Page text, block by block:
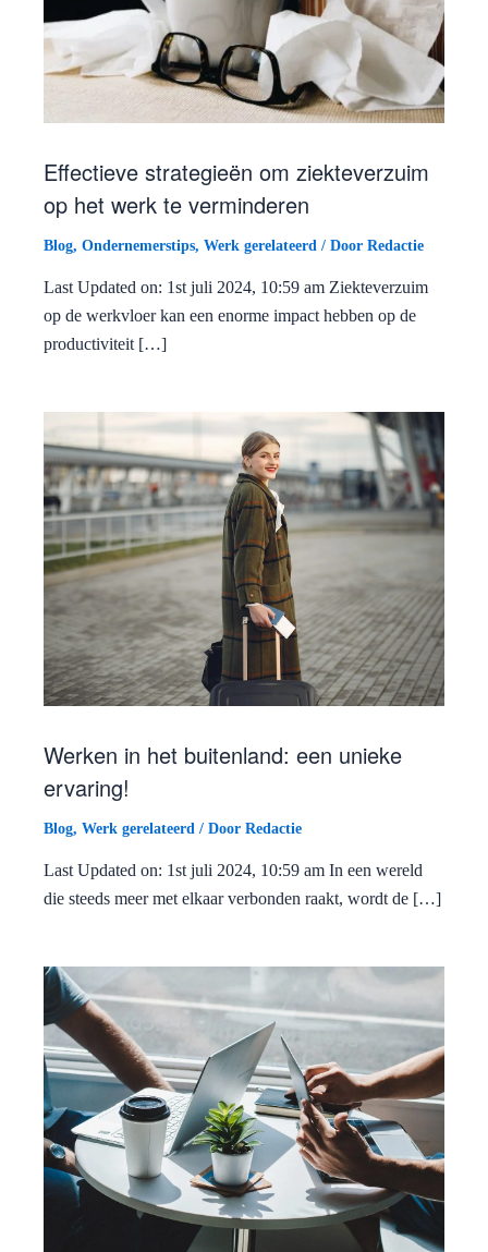
Effectieve strategieën om ziekteverzuim
op het werk te verminderen
Blog, Ondernemerstips, Werk gerelateerd / Door Redactie
Last Updated on: 1st juli 2024, 10:59 am Ziekteverzuim
op de werkvloer kan een enorme impact hebben op de
productiviteit […]
Werken in het buitenland: een unieke
ervaring!
Blog, Werk gerelateerd / Door Redactie
Last Updated on: 1st juli 2024, 10:59 am In een wereld
die steeds meer met elkaar verbonden raakt, wordt de […]